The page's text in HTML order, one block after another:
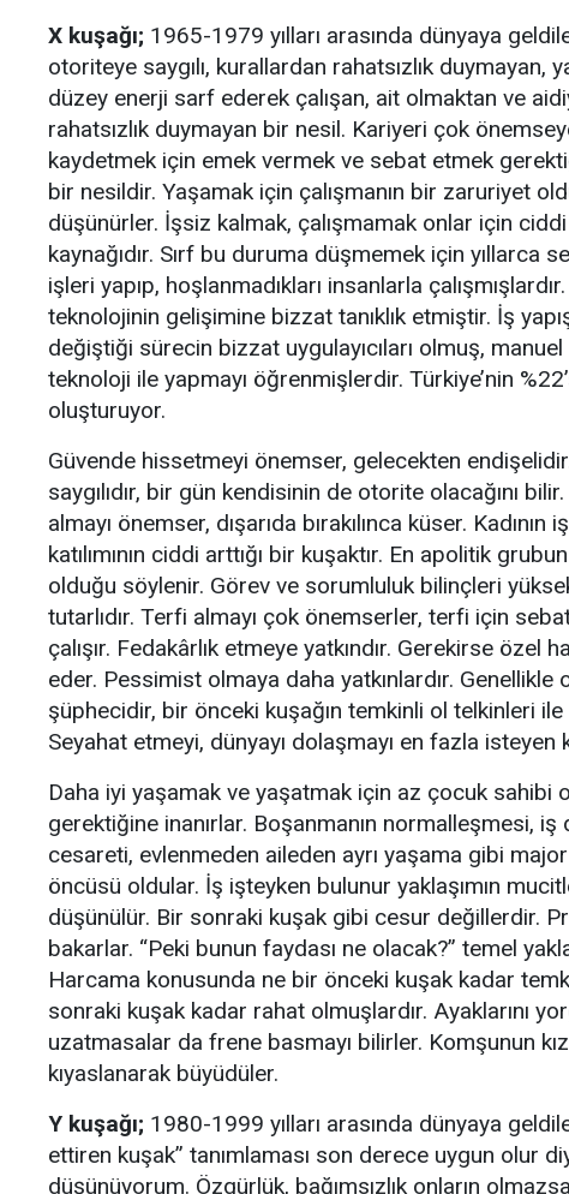
X kuşağı; 1965-1979 yılları arasında dünyaya
otoriteye saygılı, kurallardan rahatsızlık duymayan,
düzey enerji sarf ederek çalışan, ait olmaktan ve
rahatsızlık duymayan bir nesil. Kariyeri çok
kaydetmek için emek vermek ve sebat etmek
bir nesildir. Yaşamak için çalışmanın bir zaruriyet
düşünürler. İşsiz kalmak, çalışmamak onlar için
kaynağıdır. Sırf bu duruma düşmemek için yıllarca
işleri yapıp, hoşlanmadıkları insanlarla
teknolojinin gelişimine bizzat tanıklık etmiştir. İş
değiştiği sürecin bizzat uygulayıcıları olmuş,
teknoloji ile yapmayı öğrenmişlerdir. Türkiye’nin
oluşturuyor.
Güvende hissetmeyi önemser, gelecekten
saygılıdır, bir gün kendisinin de otorite olacağını
almayı önemser, dışarıda bırakılınca küser. Kadının
katılımının ciddi arttığı bir kuşaktır. En apolitik
olduğu söylenir. Görev ve sorumluluk bilinçleri
tutarlıdır. Terfi almayı çok önemserler, terfi için
çalışır. Fedakârlık etmeye yatkındır. Gerekirse özel
eder. Pessimist olmaya daha yatkınlardır. Genellikle
şüphecidir, bir önceki kuşağın temkinli ol telkinleri
Seyahat etmeyi, dünyayı dolaşmayı en fazla isteyen
Daha iyi yaşamak ve yaşatmak için az çocuk sahibi
gerektiğine inanırlar. Boşanmanın normalleşmesi,
cesareti, evlenmeden aileden ayrı yaşama gibi
öncüsü oldular. İş işteyken bulunur yaklaşımın
düşünülür. Bir sonraki kuşak gibi cesur değillerdir.
bakarlar. “Peki bunun faydası ne olacak?” temel
Harcama konusunda ne bir önceki kuşak kadar
sonraki kuşak kadar rahat olmuşlardır. Ayaklarını
uzatmasalar da frene basmayı bilirler. Komşunun
kıyaslanarak büyüdüler.
Y kuşağı; 1980-1999 yılları arasında dünyaya
ettiren kuşak’’ tanımlaması son derece uygun olur
düşünüyorum. Özgürlük, bağımsızlık onların